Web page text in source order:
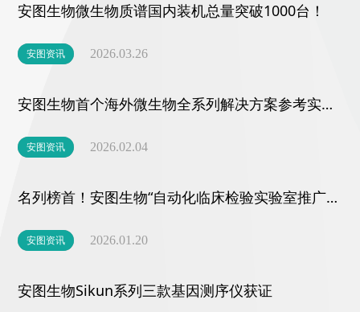
安图生物微生物质谱国内装机总量突破1000台！
安图资讯 2026.03.26
安图生物首个海外微生物全系列解决方案参考实验室在匈牙利揭牌
安图资讯 2026.02.04
名列榜首！安图生物“自动化临床检验实验室推广应用项目”获三部委推荐
安图资讯 2026.01.20
安图生物Sikun系列三款基因测序仪获证